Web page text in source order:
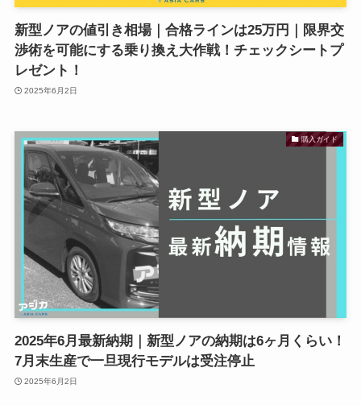
新型ノアの値引き相場｜合格ラインは25万円｜限界交
渉術を可能にする乗り換え大作戦！チェックシートプ
レゼント！
2025年6月2日
購入ガイド
2025年6月最新納期｜新型ノアの納期は6ヶ月くらい！
7月末生産で一旦現行モデルは受注停止
2025年6月2日